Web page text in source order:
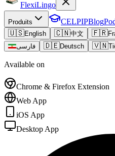
FlexiLingo
Produits CELPIPBlog
🇺🇸English 🇨🇳中文 🇫🇷
فارسی
🇩🇪Deutsch 🇻🇳
Available on
Chrome & Firefox Extension
Web App
iOS App
Desktop App